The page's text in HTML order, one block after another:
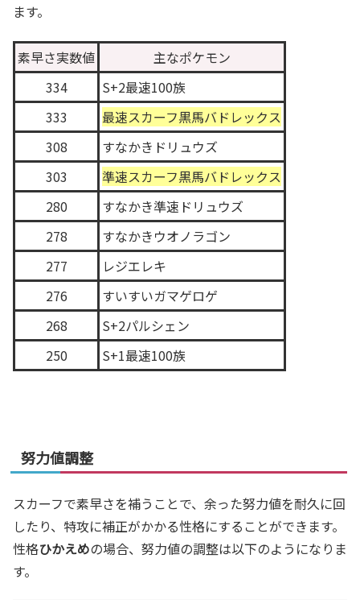
ます。
素早さ実数値
主なポケモン
334
S+2最速100族
333
最速スカーフ黒馬バドレックス
308
すなかきドリュウズ
303
準速スカーフ黒馬バドレックス
280
すなかき準速ドリュウズ
278
すなかきウオノラゴン
277
レジエレキ
276
すいすいガマゲロゲ
268
S+2パルシェン
250
S+1最速100族
努力値調整
スカーフで素早さを補うことで、余った努力値を耐久に回
したり、特攻に補正がかかる性格にすることができます。
性格ひかえめの場合、努力値の調整は以下のようになりま
す。